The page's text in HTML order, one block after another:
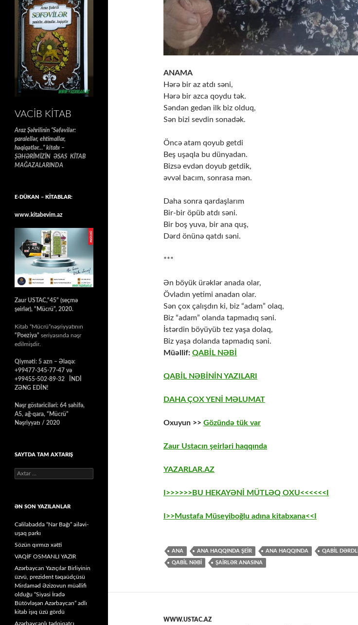
ANAMA
Hərə bir az atdı səni,
Hərə bir azca qoydu tək.
Səndən gedən ilk biz olduq,
Sən bizi sevdin sonadək.
Öncə atam qoyub getdi
Beş uşaqla bu dünyadan.
Bizsə evdən doyub getdik,
əvvəl bacım, sonrasa mən.
Daha sonra qardaşlarım
Bir-bir öpüb atdı səni.
Bir boş yuva, bir ana quş,
Dərd önünə qatdı səni.
***
Ən böyük ürəklər anada olar,
Övladın yetimi anadan olar.
Sən çox çalışdın ki, biz “adam” olaq,
Biz “adam” olanda tapmadıq səni.
İstərdin böyüyüb tez yaşa dolaq,
Biz yaşa dolanda tapmadıq səni.
Müəllif: QABİL NƏBİ
QABİL NƏBİNİN YAZILARI
DAHA ÇOX YENİ MƏLUMAT
Oxuyun >> Gözündə tük var
Zaur Ustacın şeirləri haqqında
YAZARLAR.AZ
I>>>>>>BU HEKAYƏNİ MÜTLƏQ OXU<<<<<<I
I>>Mustafa Müseyiboğlu adına kitabxana<<I
ANA ANA HAQQINDA ŞEİR ANA HAQQINDA QABİL DƏRDLİ
QABIL NƏBI ŞAIRLƏR ANASINA
WWW.USTAC.AZ
VACIB KITAB
Araz Şəhrilinin “Səfəvilər:
paralellər, ehtimallar,
həqiqətlər…” kitabı –
ŞƏHƏRİMİZİN ƏSAS KİTAB
MAĞAZALARINDA
E-DÜKAN – KİTABLAR:
www.kitabevim.az
Zaur USTAC,“45” (seçmə
şeirlər), “Mücrü”, 2020.
Kitab “Mücrü”nəşriyyatının
“Poeziya” seriyasında nəşr
edilmişdir.
Qiyməti: 5 azn – Əlaqə:
+99477-345-77-47 və
+99455-502-89-32 İNDİ
ZƏNG EDİN!
Nəşr göstəriciləri: 64 səhifə,
A5, ağ-qara, “Mücrü”
Nəşriyyatı / 2020
SAYTDA TAM AXTARIŞ
Axtarış:
ƏN SON YAZILANLAR
Cəlilabadda “Nar Bağı” ailəvi-
uşaq parkı
Sözün qırmızı xətti
VAQİF OSMANLI YAZIR
Azərbaycan Yazıçılar Birliyinin
üzvü, prezident təqaüdçüsü
Mirdaməd Əzizovun müəllifi
olduğu “Siyasi İradə
Bütövləşən Azərbaycan” adlı
kitab işıq üzü gördü
Azərbaycanlı tədqiqatçı